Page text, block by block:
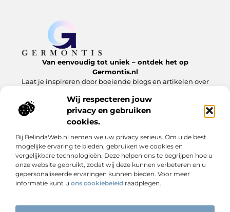
Wij respecteren jouw
privacy en gebruiken
cookies.
Bij BelindaWeb.nl nemen we uw privacy serieus. Om u de best
mogelijke ervaring te bieden, gebruiken we cookies en
vergelijkbare technologieën. Deze helpen ons te begrijpen hoe u
onze website gebruikt, zodat wij deze kunnen verbeteren en u
gepersonaliseerde ervaringen kunnen bieden. Voor meer
informatie kunt u ons cookiebeleid raadplegen.
Van eenvoudig tot uniek – ontdek het op
Germontis.nl
Laat je inspireren door boeiende blogs en artikelen over
Bericht categorie
Onze informatie